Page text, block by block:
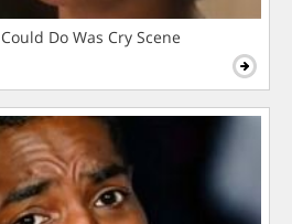
Do Was Cry Scene